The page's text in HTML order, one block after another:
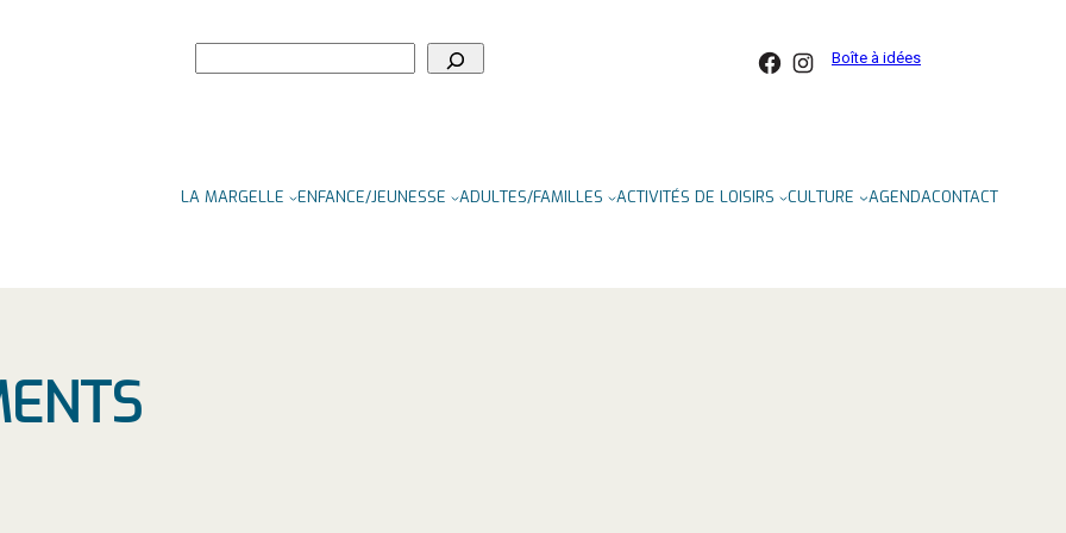
Facebook
Instagram
Boîte à idées
LA MARGELLE ENFANCE/JEUNESSE ADULTES/FAMILLES ACTIVITÉS DE LOISIRS CULTURE AGENDACONTACT